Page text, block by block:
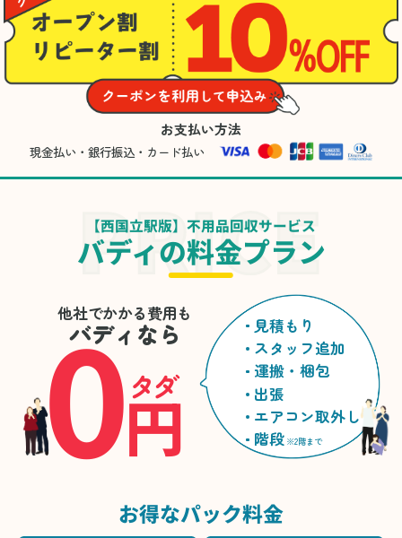
お支払い方法
現金払い・銀行振込・カード払い
【西国立駅版】不用品回収サービス
バディの料金プラン
他社でかかる費用も
バディなら
0円
タダ
見積もり
スタッフ追加
運搬・梱包
出張
エアコン取外し
階段 ※2階まで
お得なパック料金